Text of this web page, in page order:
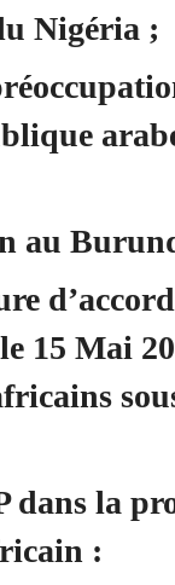
Nigéria ;
au
15 Mai
dans la
: